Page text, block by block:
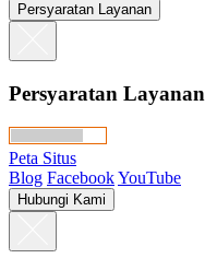
Persyaratan Layanan
Persyaratan Layanan
Peta Situs
Blog FacebookYouTube
Hubungi Kami